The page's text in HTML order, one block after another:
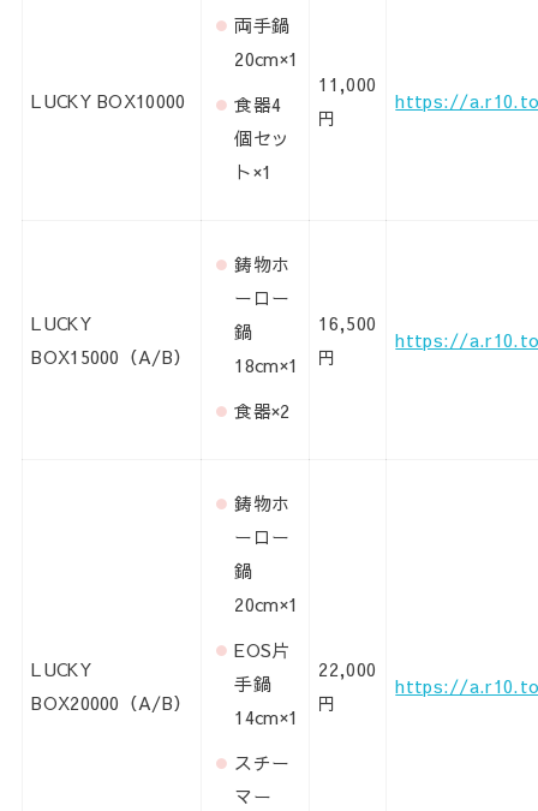
LUCKY BOX10000
両手鍋
20cm×1
食器4
個セッ
ト×1
11,000
円
https://
LUCKY
BOX15000（A/B）
鋳物ホ
ーロー
鍋
18cm×1
食器×2
16,500
円
https://
LUCKY
BOX20000（A/B）
鋳物ホ
ーロー
鍋
20cm×1
EOS片
手鍋
14cm×1
スチー
マー
22,000
円
https://